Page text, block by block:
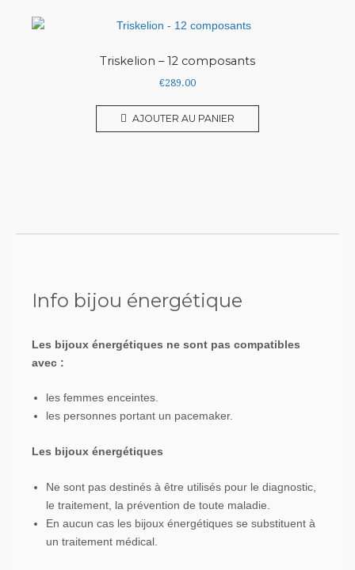
Triskelion – 12 composants
€289.00
AJOUTER AU PANIER
Info bijou énergétique
Les bijoux énergétiques ne sont pas compatibles
avec :
les femmes enceintes.
les personnes portant un pacemaker.
Les bijoux énergétiques
Ne sont pas destinés à être utilisés pour le diagnostic,
le traitement, la prévention de toute maladie.
En aucun cas les bijoux énergétiques se substituent à
un traitement médical.